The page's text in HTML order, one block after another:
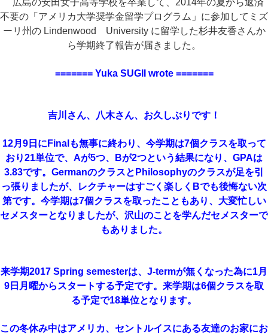
広島の安田女子高等学校を卒業して、2014年の夏から返済
不要の「アメリカ大学奨学金留学プログラム」 に参加してミズ
ーリ州の Lindenwood University に留学した杉井友香さんか
ら学期終了報告が届きました。
======= Yuka SUGII wrote =======
吉川さん、八木さん、お久しぶりです！
12月9日にFinalも無事に終わり、今学期は7個クラスを取って
おり21単位で、Aが5つ、Bが2つという結果になり、GPAは
3.83です。GermanのクラスとPhilosophyのクラスが足を引
っ張りましたが、レクチャーはすごく楽しくBでも後悔ない次
第です。今学期は7個クラスを取ったこともあり、大変忙しい
セメスターとなりましたが、沢山のことを学んだセメスターで
もありました。
来学期2017 Spring semesterは、J-termが無くなった為に1月
9日月曜からスタートする予定です。来学期は6個クラスを取
る予定で18単位となります。
この冬休み中はアメリカ、セントルイスにある友達のお家にお